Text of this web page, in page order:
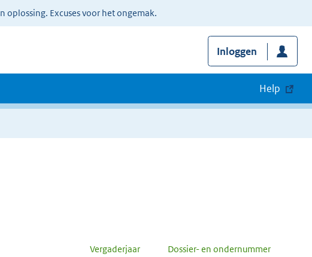
oplossing. Excuses voor het ongemak.
Inloggen
Help
Vergaderjaar Dossier- en ondernummer